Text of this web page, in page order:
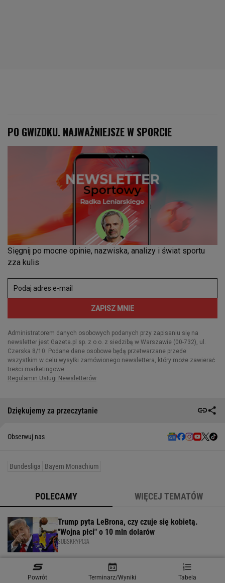
Dziękujemy za przeczytanie
Obserwuj nas
Bundesliga Bayern Monachium
POLECAMY WIĘCEJ TEMATÓW
Trump pyta LeBrona, czy czuje się kobietą.
"Wojna płci" o 10 mln dolarów
SUBSKRYPCJA
Maradona wraca na ławkę trenerską. Czekał na
Powrót Terminarz/Wyniki Tabela